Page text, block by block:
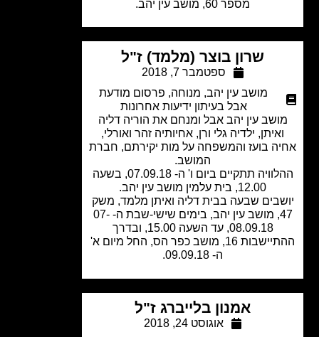
.
שרון בוצר (מלמד) ז"ל
ספטמבר 7, 2018
מושב עין יהב,מנוחה, פרסום מודעת
אבל בעיתון ידיעות אחרונות
עין יהב אבל ומנחם את הוריה דליה
ילדיה גלי ורן, אחיותיה זהר ואורלי,
בועז והמשפחה על מות יקירתם, חברת
ההלוויה תתקיים ביום ו' ה- 07.09.18, בשעה
שבעה בבית דליה ואיתן מלמד, משק
47, מושב עין יהב, בימים שישי-שבת ה- 07-
08.09.18, עד השעה 15.00, ובדרך
ההתיישבות 16, מושב כפר הס, החל מיום א'
אמנון בלייברג ז"ל
אוגוסט 24, 2018